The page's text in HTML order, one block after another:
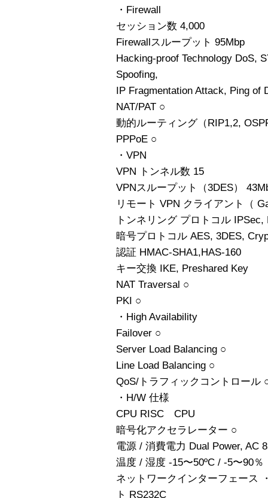
・Firewall
セッション数 4,000
Firewallスループット 95Mbp
Hacking-proof Technology DoS,
Spoofing,
IP Fragmentation Attack, Ping of
NAT/PAT ○
動的ルーティング（RIP1,2,
PPPoE ○
・VPN
VPN トンネル数 15
VPNスループット（3DES）
リモート VPN クライアント（
トンネリング プロトコル IPSec,
暗号プロトコル AES, 3DES,
認証 HMAC-SHA1,HAS-160
キー交換 IKE, Preshared Key
NAT Traversal ○
PKI ○
・High Availability
Failover ○
Server Load Balancing ○
Line Load Balancing ○
QoS/トラフィックコントロール
・H/W 仕様
CPU RISC CPU
暗号化アクセラレーター ○
電源 / 消費電力 Dual Power, AC
温度 / 湿度 -15〜50ºC / -5〜90％
ネットワークインターフェース
ト RS232C